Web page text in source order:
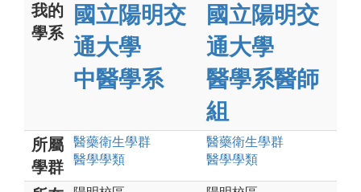
我的
學系
國立陽明交
通大學
中醫學系
國立陽明交
通大學
醫學系醫師
組
所屬
學群
醫藥衛生學群
醫學學類
醫藥衛生學群
醫學學類